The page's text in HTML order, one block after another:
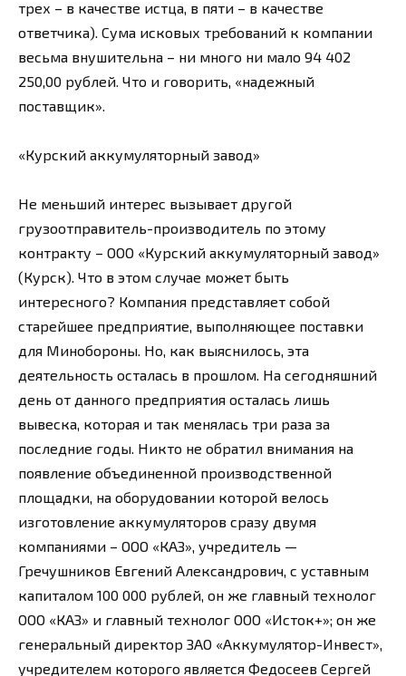
трех – в качестве истца, в пяти – в качестве
ответчика). Сума исковых требований к компании
весьма внушительна – ни много ни мало 94 402
250,00 рублей. Что и говорить, «надежный
поставщик».
«Курский аккумуляторный завод»
Не меньший интерес вызывает другой
грузоотправитель-производитель по этому
контракту – ООО «Курский аккумуляторный завод»
(Курск). Что в этом случае может быть
интересного? Компания представляет собой
старейшее предприятие, выполняющее поставки
для Минобороны. Но, как выяснилось, эта
деятельность осталась в прошлом. На сегодняшний
день от данного предприятия осталась лишь
вывеска, которая и так менялась три раза за
последние годы. Никто не обратил внимания на
появление объединенной производственной
площадки, на оборудовании которой велось
изготовление аккумуляторов сразу двумя
компаниями – ООО «КАЗ», учредитель —
Гречушников Евгений Александрович, с уставным
капиталом 100 000 рублей, он же главный технолог
ООО «КАЗ» и главный технолог ООО «Исток+»; он же
генеральный директор ЗАО «Аккумулятор-Инвест»,
учредителем которого является Федосеев Сергей